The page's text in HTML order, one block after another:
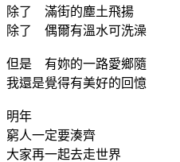
除了 滿街的塵土飛揚
除了 偶爾有溫水可洗澡
但是 有妳的一路愛鄉隨
我還是覺得有美好的回憶
明年
窮人一定要湊齊
大家再一起去走世界